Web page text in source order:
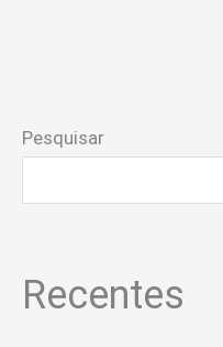
Pesquisar
Recentes